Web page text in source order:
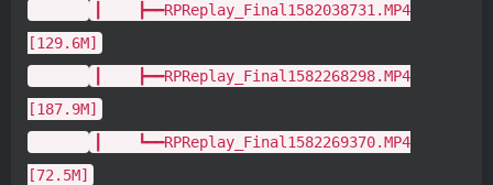
┃ ┣━━RPReplay_Final1582038731.MP4
[129.6M]
┃ ┣━━RPReplay_Final1582268298.MP4
[187.9M]
┃ ┗━━RPReplay_Final1582269370.MP4
[72.5M]